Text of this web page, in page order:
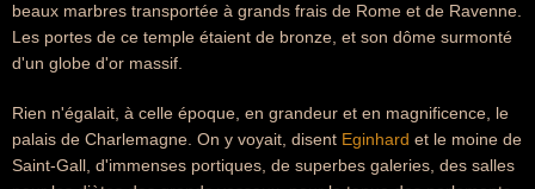
beaux marbres transportée à grands frais de Rome et de Ravenne.
Les portes de ce temple étaient de bronze, et son dôme surmonté
d'un globe d'or massif.
Rien n'égalait, à celle époque, en grandeur et en magnificence, le
palais de Charlemagne. On y voyait, disent Eginhard et le moine de
Saint-Gall, d'immenses portiques, de superbes galeries, des salles